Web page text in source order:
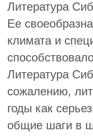
Литература
Ее
климата и
Литература
сожалению,
годы как
общие шаги в